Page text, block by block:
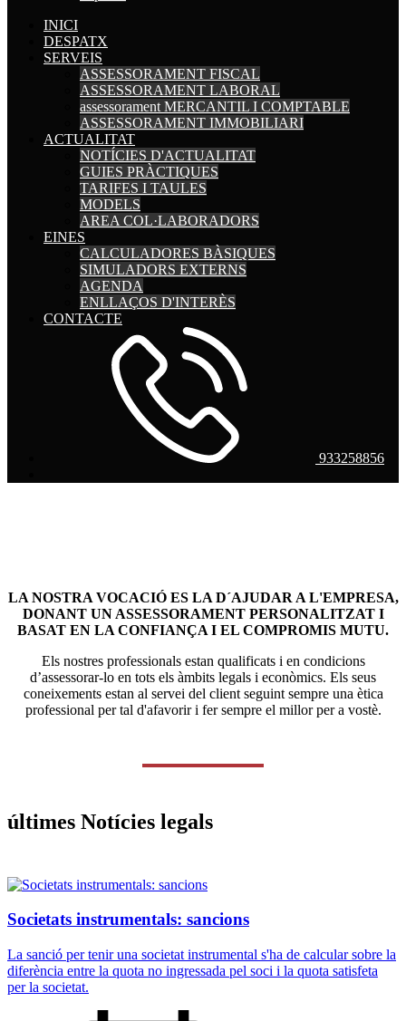
INICI
DESPATX
SERVEIS
ASSESSORAMENT FISCAL
ASSESSORAMENT LABORAL
assessorament MERCANTIL I COMPTABLE
ASSESSORAMENT IMMOBILIARI
ACTUALITAT
NOTÍCIES D'ACTUALITAT
GUIES PRÀCTIQUES
TARIFES I TAULES
MODELS
AREA COL·LABORADORS
EINES
CALCULADORES BÀSIQUES
SIMULADORS EXTERNS
AGENDA
ENLLAÇOS D'INTERÈS
CONTACTE
933258856
LA NOSTRA VOCACIÓ ES LA D´AJUDAR A L'EMPRESA,
DONANT UN ASSESSORAMENT PERSONALITZAT I
BASAT EN LA CONFIANÇA I EL COMPROMIS MUTU.
Els nostres professionals estan qualificats i en condicions
d’assessorar-lo en tots els àmbits legals i econòmics. Els seus
coneixements estan al servei del client seguint sempre una ètica
professional per tal d'afavorir i fer sempre el millor per a vostè.
últimes Notícies legals
Societats instrumentals: sancions
La sanció per tenir una societat instrumental s'ha de calcular sobre la
diferència entre la quota no ingressada pel soci i la quota satisfeta
per la societat.